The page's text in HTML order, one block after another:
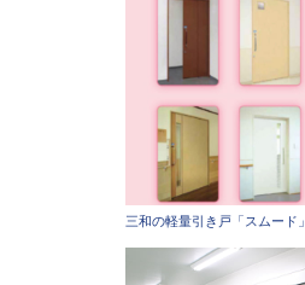
三和の軽量引き戸「スムード」